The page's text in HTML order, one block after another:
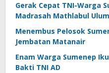
Gerak Cepat TNI-Warga
Madrasah Mathlabul Ulum
Menembus Pelosok
Jembatan Matanair
Enam Warga Sumenep
Bakti TNI AD